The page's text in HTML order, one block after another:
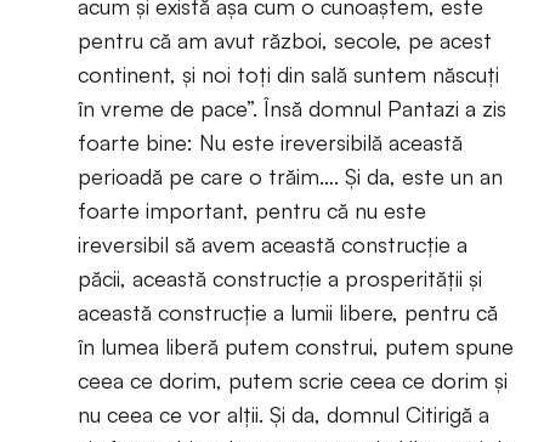
acum și există așa cum o cunoaștem, este
pentru că am avut război, secole, pe acest
continent, și noi toți din sală suntem născuți
în vreme de pace”. Însă domnul Pantazi a zis
foarte bine: Nu este ireversibilă această
perioadă pe care o trăim…. Și da, este un an
foarte important, pentru că nu este
ireversibil să avem această construcție a
păcii, această construcție a prosperității și
această construcție a lumii libere, pentru că
în lumea liberă putem construi, putem spune
ceea ce dorim, putem scrie ceea ce dorim și
nu ceea ce vor alții. Și da, domnul Citirigă a